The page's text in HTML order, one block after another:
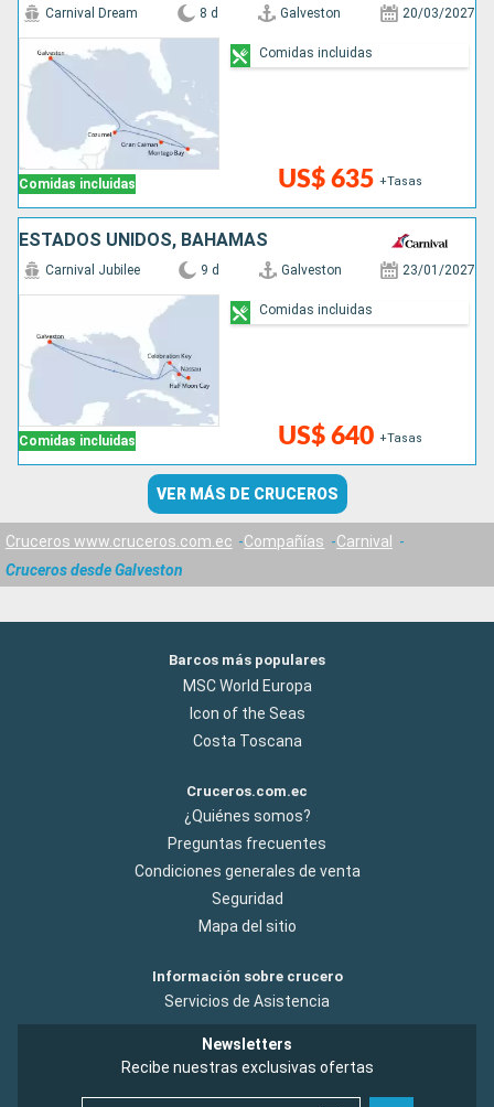
Comidas incluidas
Carnival Dream 8 d Galveston 20/03/2027
US$ 635 +Tasas
Comidas incluidas
ESTADOS UNIDOS, BAHAMAS
Comidas incluidas
Carnival Jubilee 9 d Galveston 23/01/2027
US$ 640 +Tasas
Comidas incluidas
VER MÁS DE CRUCEROS
Cruceros www.cruceros.com.ec Compañías
Carnival
Cruceros desde Galveston
Barcos más populares
MSC World Europa
Icon of the Seas
Costa Toscana
Cruceros.com.ec
¿Quiénes somos?
Preguntas frecuentes
Condiciones generales de venta
Seguridad
Mapa del sitio
Información sobre crucero
Servicios de Asistencia
Newsletters
Recibe nuestras exclusivas ofertas